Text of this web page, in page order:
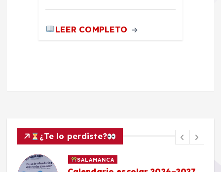
LEER COMPLETO
¿Te lo perdiste?
SALAMANCA